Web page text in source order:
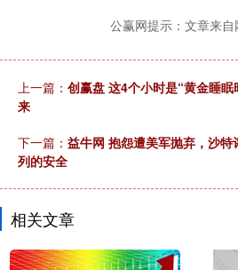
公赢网提示：文章来自
上一篇： 创赢盘 这4个小时是“黄金睡
来
下一篇： 益牛网 抱怨遭美军抛弃，沙
列的安全
相关文章